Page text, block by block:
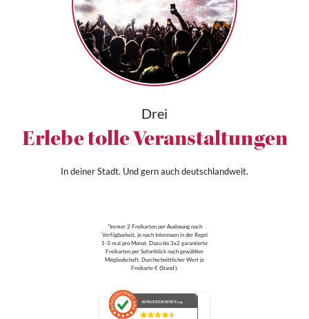
Drei
Erlebe tolle Veranstaltungen
In deiner Stadt. Und gern auch deutschlandweit.
*Immer 2 Freikarten per Auslosung nach
Verfügbarkeit, je nach Interessen in der Regel
1-3 mal pro Monat. Dazu bis 3x2 garantierte
Freikarten per Sofortklick nach gewählter
Mitgliedschaft. Durchschnittlicher Wert je
Freikarte € (Stand ).
AUSGEZEICHNET.org